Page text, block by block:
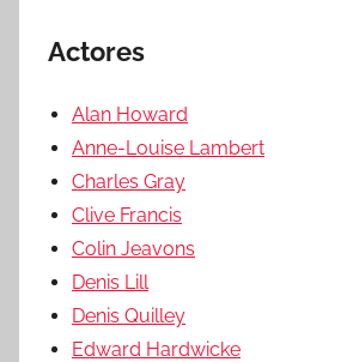
Actores
Alan Howard
Anne-Louise Lambert
Charles Gray
Clive Francis
Colin Jeavons
Denis Lill
Denis Quilley
Edward Hardwicke